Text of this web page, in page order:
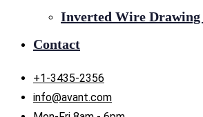
Inverted Wire Drawing
Contact
+1-3435-2356
info@avant.com